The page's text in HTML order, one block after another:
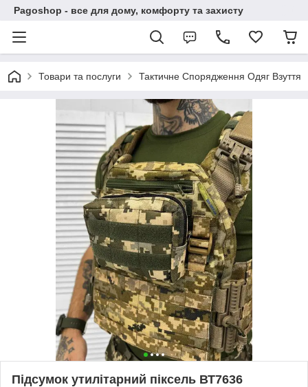
Pagoshop - все для дому, комфорту та захисту
Товари та послуги Тактичне Спорядження Одяг Взуття
Підсумок утилітарний піксель ВТ7636